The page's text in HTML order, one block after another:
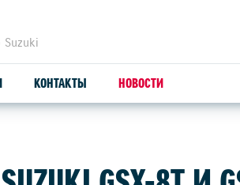
ЗАПЧАСТИ И
КОНТАКТЫ НОВОСТИ